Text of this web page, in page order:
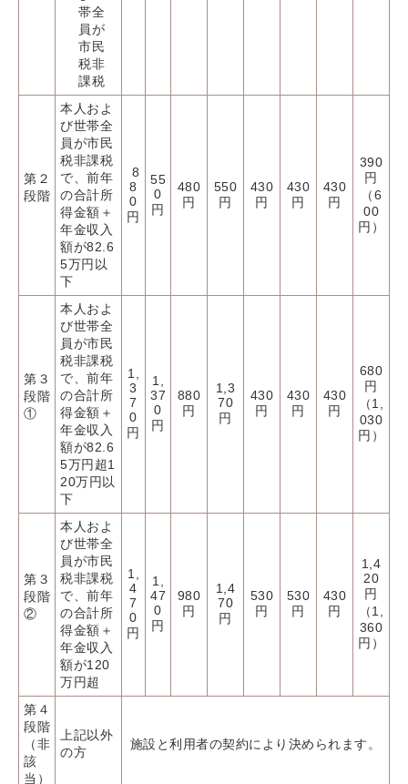
帯全
員が
市民
税非
課税
第２
段階
本人およ
び世帯全
員が市民
税非課税
で、前年
の合計所
得金額＋
年金収入
額が82.6
5万円以
下
8
8
0
円
55
0
円
480
円
550
円
430
円
430
円
430
円
390
円
（6
00
円）
第３
段階
①
本人およ
び世帯全
員が市民
税非課税
で、前年
の合計所
得金額＋
年金収入
額が82.6
5万円超1
20万円以
下
1,
3
7
0
円
1,
37
0
円
880
円
1,3
70
円
430
円
430
円
430
円
680
円
（1,
030
円）
第３
段階
②
本人およ
び世帯全
員が市民
税非課税
で、前年
の合計所
得金額＋
年金収入
額が120
万円超
1,
4
7
0
円
1,
47
0
円
980
円
1,4
70
円
530
円
530
円
430
円
1,4
20
円
（1,
360
円）
第４
段階
（非
該
当）
上記以外
の方
施設と利用者の契約により決められます。